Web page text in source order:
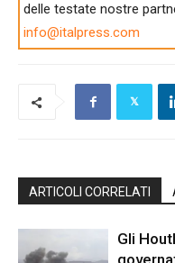
delle testate nostre
info@italpress.com
ARTICOLI CORRELATI
Gli